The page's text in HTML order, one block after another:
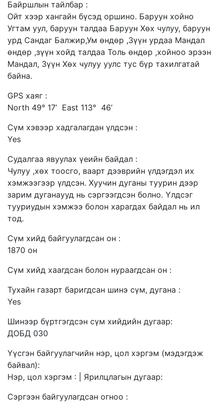
Байршлын тайлбар :
Ойт хээр хангайн бүсэд оршино. Баруун хойно
Угтам уул, баруун талдаа Баруун Хөх чулуу, баруун
урд Сандаг Балжир,Ум өндөр ,Зүүн урдаа Мандал
өндөр ,зүүн хойд талдаа Толь өндөр ,хойноо эрээн
Мандал, Зүүн Хөх чулуу уулс тус бүр тахилгатай
байна.
GPS хаяг :
North 49° 17’ East 113° 46’
Сүм хэвээр хадгалагдан үлдсэн :
Yes
Судалгаа явуулах үеийн байдал :
Чулуу ,хөх тоосго, ваарт дээврийн үлдэгдэл их
хэмжээгээр үлдсэн. Хуучин дуганы туурин дээр
зарим дуганаууд нь сэргээгдсэн болно. Үлдсэг
тууриудын хэмжээ болон харагдах байдал нь ил
тод.
Сүм хийд байгуулагдсан он :
1870 он
Сүм хийд хаагдсан болон нураагдсан он :
Тухайн газарт баригдсан шинэ сүм, дугана :
Yes
Шинээр бүртгэгдсэн сүм хийдийн дугаар:
ДОБД 030
Үүсгэн байгуулагчийн нэр, цол хэргэм (мэдэгдэж
байвал):
Нэр, цол хэргэм : | Ярилцлагын дугаар:
Сэргээн байгуулагдсан огноо :